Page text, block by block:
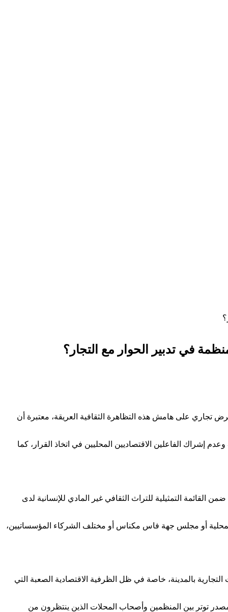
في تدبير الحوار مع التجار؟
تجاري على هامش هذه التظاهرة الثقافية العريقة، معتبرة أن
إشراك الفاعلين الاقتصاديين المحليين في اتخاذ القرار، كما
لا يختلف اثنان حول المكانة الرمزية لمهرجان حب الملوك بصفرو، الذي يعد من أقدم المهرجانات الثقافية بالمغرب، كما أن تصنيفه سنة 2012 ضمن القائمة التمثيلية للتراث الثقافي غير المادي للإنسانية لدى
أو مجلس جهة فاس مكناس أو مختلف الشركاء المؤسساتيين،
بالمدينة، خاصة في ظل الظرفية الاقتصادية الصعبة التي
مصدر توتر بين المنظمين وأصحاب المحلات الذين ينتظرون من